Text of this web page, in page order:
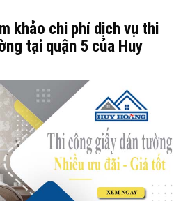
khảo chi phí dịch vụ thi
tại quận 5 của Huy